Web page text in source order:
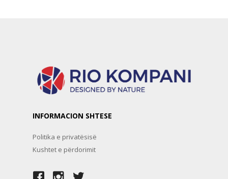
INFORMACION SHTESE
Politika e privatësisë
Kushtet e përdorimit